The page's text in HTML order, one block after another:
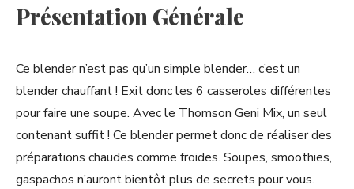
Présentation Générale
Ce blender n’est pas qu’un simple blender… c’est un
blender chauffant ! Exit donc les 6 casseroles différentes
pour faire une soupe. Avec le Thomson Geni Mix, un seul
contenant suffit ! Ce blender permet donc de réaliser des
préparations chaudes comme froides. Soupes, smoothies,
gaspachos n’auront bientôt plus de secrets pour vous.